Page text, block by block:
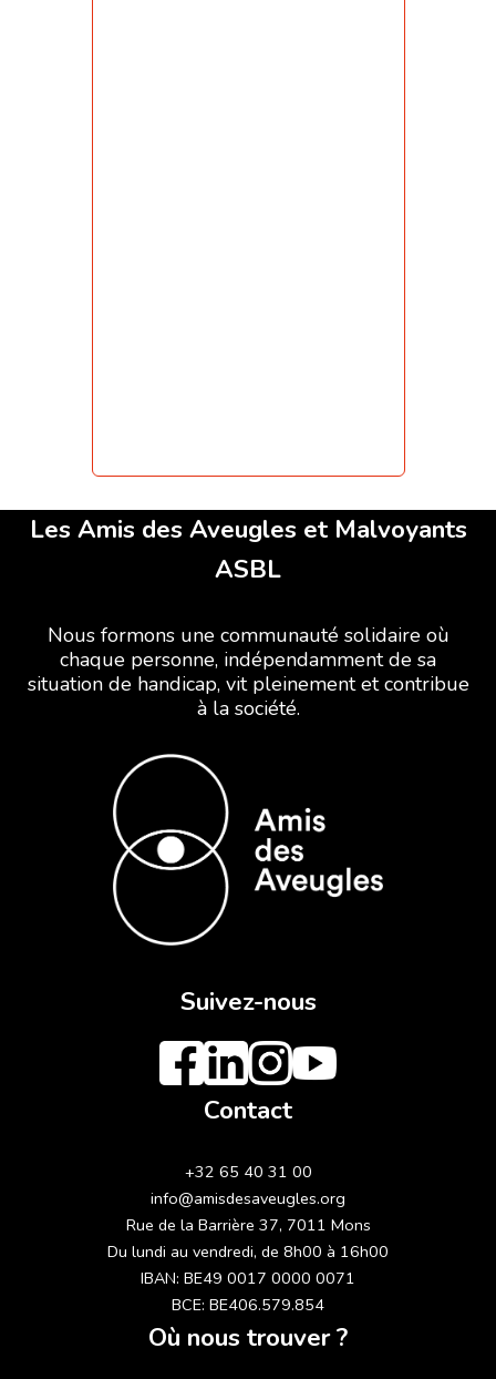
Les Amis des Aveugles et Malvoyants
ASBL
Nous formons une communauté solidaire où
chaque personne, indépendamment de sa
situation de handicap, vit pleinement et contribue
à la société.
Suivez-nous
Contact
+32 65 40 31 00
info@amisdesaveugles.org
Rue de la Barrière 37, 7011 Mons
Du lundi au vendredi, de 8h00 à 16h00
IBAN: BE49 0017 0000 0071
BCE: BE406.579.854
Où nous trouver ?